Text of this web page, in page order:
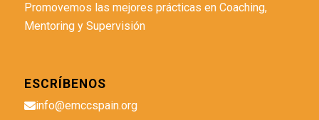
Promovemos las mejores prácticas en Coaching,
Mentoring y Supervisión
ESCRÍBENOS
info@emccspain.org